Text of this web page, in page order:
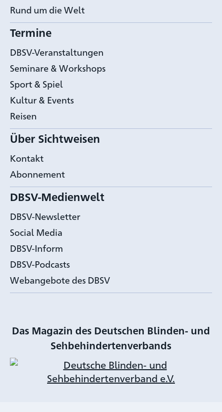
Rund um die Welt
Termine
DBSV-Veranstaltungen
Seminare & Workshops
Sport & Spiel
Kultur & Events
Reisen
Über Sichtweisen
Kontakt
Abonnement
DBSV-Medienwelt
DBSV-Newsletter
Social Media
DBSV-Inform
DBSV-Podcasts
Webangebote des DBSV
Das Magazin des Deutschen Blinden- und
Sehbehindertenverbands